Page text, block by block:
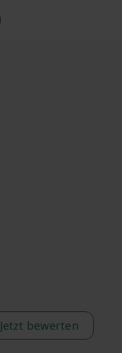
Jetzt bewerten